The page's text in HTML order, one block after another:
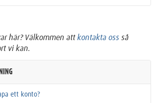
här? Välkommen attkontakta oss så
vi kan.
ett konto?